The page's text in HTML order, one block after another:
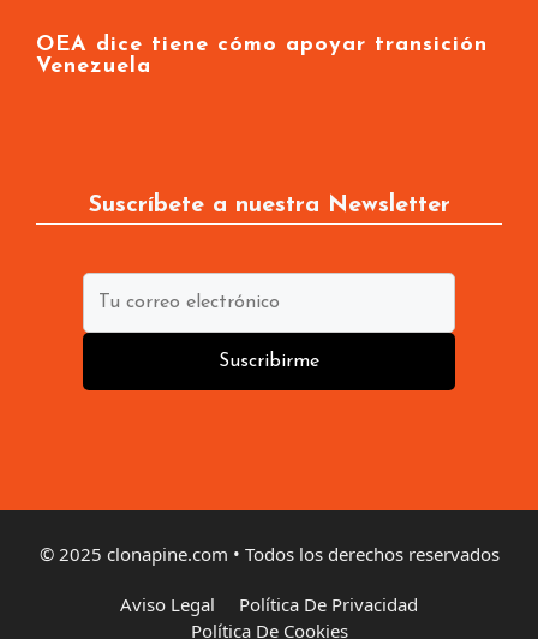
OEA dice tiene cómo apoyar transición
Venezuela
Suscríbete a nuestra Newsletter
Suscribirme
© 2025 clonapine.com • Todos los derechos reservados
Aviso Legal
Política De Privacidad
Política De Cookies